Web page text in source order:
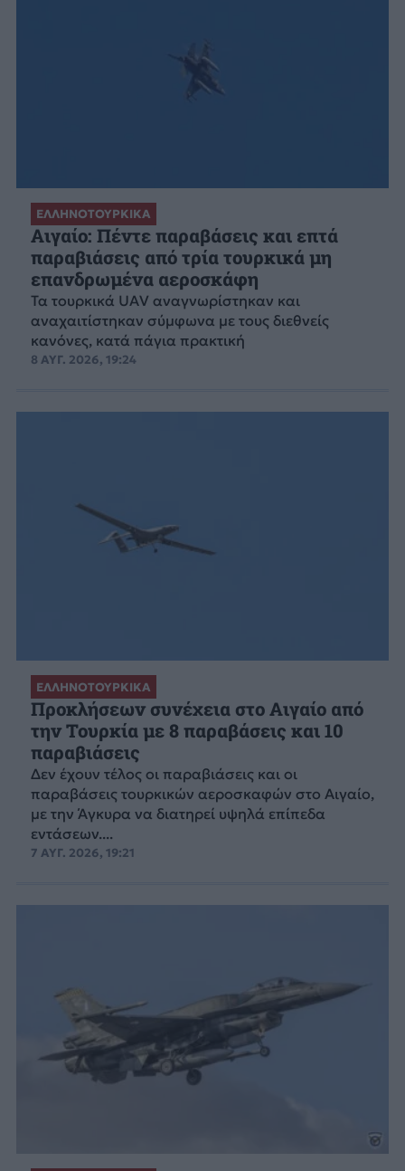
ΕΛΛΗΝΟΤΟΥΡΚΙΚΑ
Αιγαίο: Πέντε παραβάσεις και επτά
παραβιάσεις από τρία τουρκικά μη
επανδρωμένα αεροσκάφη
Τα τουρκικά UAV αναγνωρίστηκαν και
αναχαιτίστηκαν σύμφωνα με τους διεθνείς
κανόνες, κατά πάγια πρακτική
8 ΑΥΓ. 2026, 19:24
ΕΛΛΗΝΟΤΟΥΡΚΙΚΑ
Προκλήσεων συνέχεια στο Αιγαίο από
την Τουρκία με 8 παραβάσεις και 10
παραβιάσεις
Δεν έχουν τέλος οι παραβιάσεις και οι
παραβάσεις τουρκικών αεροσκαφών στο Αιγαίο,
με την Άγκυρα να διατηρεί υψηλά επίπεδα
εντάσεων....
7 ΑΥΓ. 2026, 19:21